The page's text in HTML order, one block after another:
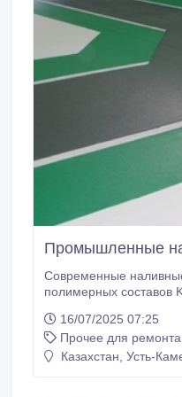
Промышленные
Современные наливные полы,
полимерных составов
промышленных полов:
основания; • устройство полимерных полов
окрасочного типа (толщиной
16/07/2025 07:25
Прочее для ремонта
Казахстан, Усть-